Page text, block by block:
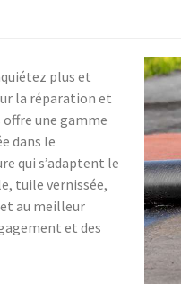
plus et
la réparation et
une gamme
dans le
qui s’adaptent le
tuile vernissée,
au meilleur
et des